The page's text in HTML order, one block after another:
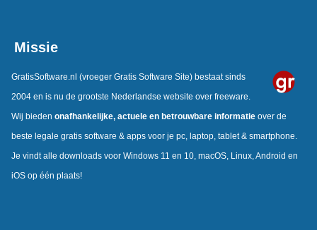
Missie
GratisSoftware.nl (vroeger Gratis Software Site) bestaat sinds
2004 en is nu de grootste Nederlandse website over freeware.
Wij bieden onafhankelijke, actuele en betrouwbare informatieover de
beste legale gratis software & apps voor je pc, laptop, tablet & smartphone.
Je vindt alle downloads voor Windows 11 en 10, macOS, Linux, Android en
iOS op één plaats!